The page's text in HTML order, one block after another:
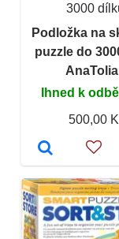
3000
Podložka na
puzzle do
Ihned k
500,00